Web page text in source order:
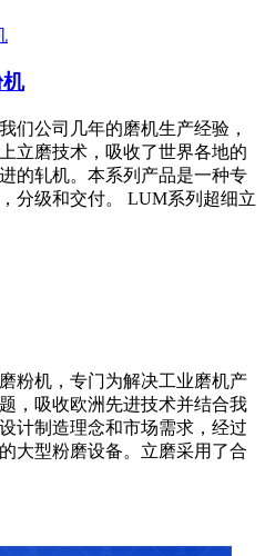
们公司几年的磨机生产经验，
立磨技术，吸收了世界各地的
的轧机。本系列产品是一种专
分级和交付。 LUM系列超细立
粉机，专门为解决工业磨机产
，吸收欧洲先进技术并结合我
计制造理念和市场需求，经过
大型粉磨设备。立磨采用了合